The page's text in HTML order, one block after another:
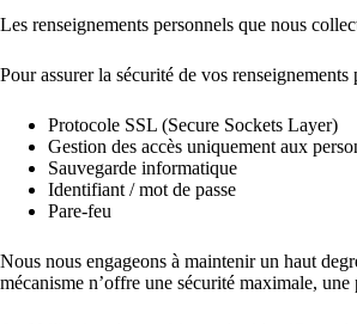
Les renseignements personnels que nous
Pour assurer la sécurité de vos
Protocole SSL (Secure Sockets Layer)
Gestion des accès uniquement aux
Sauvegarde informatique
Identifiant / mot de passe
Pare-feu
Nous nous engageons à maintenir un haut
mécanisme n’offre une sécurité maximale,